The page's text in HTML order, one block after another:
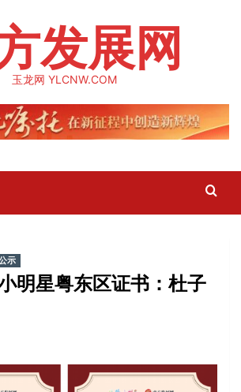
发展网
玉龙网 YLCNW.COM
示
明星粤东区证书：杜子